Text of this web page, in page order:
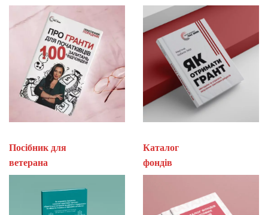
Посібник для
ветерана
Каталог